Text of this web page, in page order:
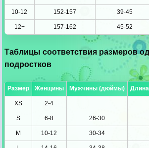
10-12 152-157 39-45
12+ 157-162 45-52
Таблицы соответствия размеров
подростков
Размер Женщины Мужчины (дюймы)
XS 2-4
S 6-8 26-30
M 10-12 30-34